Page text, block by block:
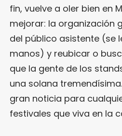
fin, vuelve a oler bien en
mejorar: la organización
del público asistente (se
manos) y reubicar o
que la gente de los
una solana
gran noticia para
festivales que viva en la